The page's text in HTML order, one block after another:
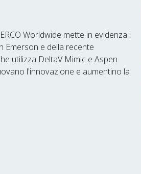
Worldwide mette in evidenza i
Emerson e della recente
utilizza DeltaV Mimic e Aspen
l'innovazione e aumentino la